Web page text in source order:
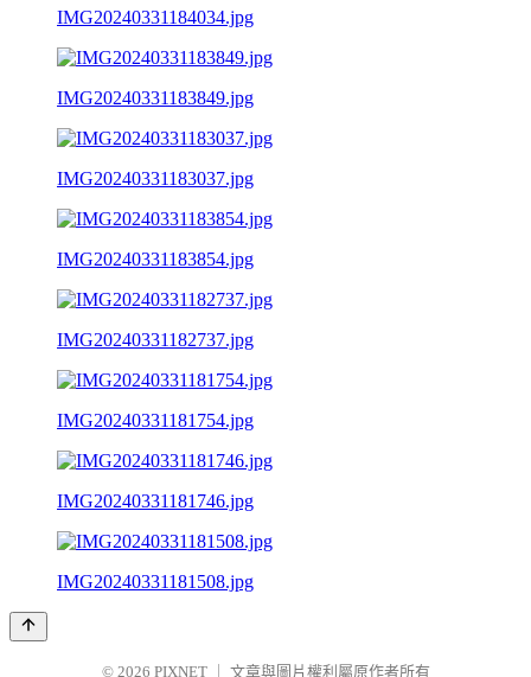
IMG20240331184034.jpg
IMG20240331183849.jpg
IMG20240331183037.jpg
IMG20240331183854.jpg
IMG20240331182737.jpg
IMG20240331181754.jpg
IMG20240331181746.jpg
IMG20240331181508.jpg
© 2026 PIXNET 文章與圖片權利屬原作者所有